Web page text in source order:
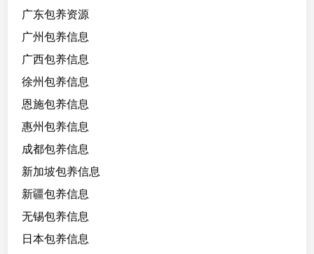
广东包养资源
广州包养信息
广西包养信息
徐州包养信息
恩施包养信息
惠州包养信息
成都包养信息
新加坡包养信息
新疆包养信息
无锡包养信息
日本包养信息